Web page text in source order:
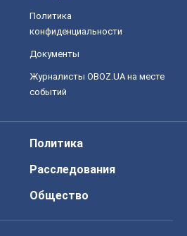
Политика
конфиденциальности
Документы
Журналисты OBOZ.UA на месте
событий
Политика
Расследования
Общество